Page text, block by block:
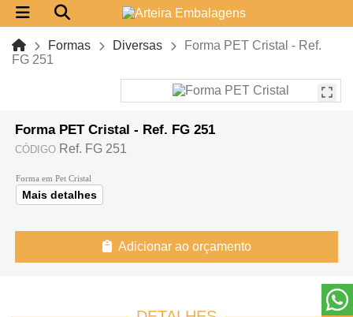
Formas Diversas
Forma PET Cristal - Ref.
FG 251
Forma PET Cristal - Ref. FG 251
CÓDIGO Ref. FG 251
Forma em Pet Cristal
Mais detalhes
Adicionar ao orçamento